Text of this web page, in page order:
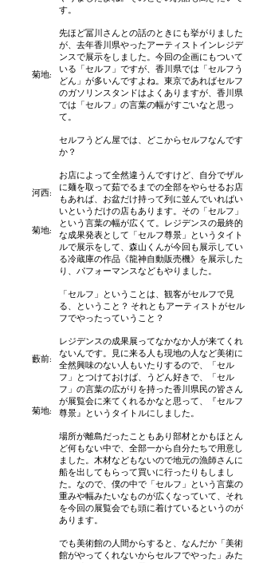
す。
先ほど冨川さんとの話のときにも挙がりました
が、去年香川県やったアーティストインレジデ
ンスで展示をしました。今回の企画にもついて
いる「セルフ」ですが、香川県では「セルフう
どん」が多いんですよね。東京であればセルフ
のガソリンスタンドはよくありますが、香川県
では「セルフ」の言葉の幅がすごいなと思っ
て。
セルフうどん屋では、どこからセルフなんです
か？
お店によって全然違うんですけど、自分でザル
に麺を取って茹でるまでの全部をやらせるお店
もあれば、お盆だけ持って列に並んでいればい
いというだけの店もあります。その「セルフ」
という言葉の幅が広くて。レジデンスの最終的
な成果発表として「セルフ尊景」というタイト
ルで展示をして、森山くんが今回も展示してい
る冷蔵庫の作品《龍神自動販売機》を展示した
り、パフォーマンスなどもやりました。
「セルフ」ということは、観客がセルフで見
る、ということ？ それともアーティストがセル
フでやったっていうこと？
レジデンスの成果展ってなかなか人が来てくれ
ないんです。見に来る人も現地の人など美術に
全然興味のない人もいたりするので、「セル
フ」とつけておけば、うどん好きで、「セル
フ」の言葉の広がりを持った香川県民の皆さん
が展覧会に来てくれるかなと思って、『セルフ
尊景』というタイトルにしました。
場所が離島だったこともあり部材とかもほとん
ど何もない中で、全部一から自分たちで用意し
ました。木材などもないので地元の漁師さんに
船を出してもらって買いに行ったりもしまし
た。なので、僕の中で「セルフ」という言葉の
重みや幅みたいなものが広くなっていて、それ
を今回の展覧会でも頭に着けているというのが
あります。
でも美術館の人間からすると、なんだか「美術
館がやってくれないからセルフでやった」みた
菊地:
菊地:
菊地:
藪前:
河西: